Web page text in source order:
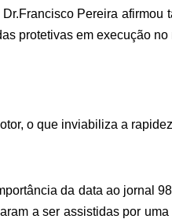
Pereira afirmou
protetivas em execução no
o que inviabiliza a
da data ao jornal
a ser assistidas por